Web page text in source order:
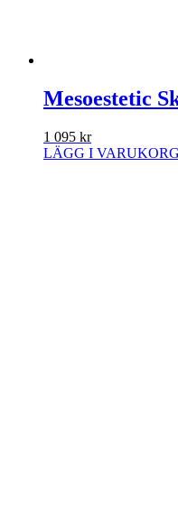
Mesoestetic
1 095 kr
LÄGG I